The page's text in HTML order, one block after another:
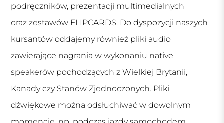
podręczników, prezentacji multimedialnych
oraz zestawów FLIPCARDS. Do dyspozycji naszych
kursantów oddajemy również pliki audio
zawierające nagrania w wykonaniu native
speakerów pochodzących z Wielkiej Brytanii,
Kanady czy Stanów Zjednoczonych. Pliki
dźwiękowe można odsłuchiwać w dowolnym